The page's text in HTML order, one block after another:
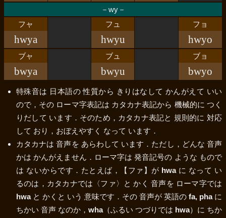
－wy－
フャ
フュ フョ
hwya hwyu hwyo
ブャ ブュ ブョ
bwya bwyu bwyo
特殊音は 日本語の 性質から きりはなして かんがえて いい
ので，その ローマ字表記は カタカナ表記から 機械的に つく
りだして います．そのため，カタカナ表記と 規則的に 対応
して おり，おぼえやすく なって います．
カタカナは 音声を あらわして います．ただし，どんな 音声
かは かんがえません．ローマ字は 発音記号の ような もので
は ないからです．たとえば，
【ファ】 が hwaに なって い
るのは，カタカナでは 〈ファ〉
と かく 音声を ローマ字では
hwaと かくと いう 意味です．その 音声が 英語の fa, phaに
ちかい 音声 なのか， wha（ふるい つづりでは hwa）に ちか